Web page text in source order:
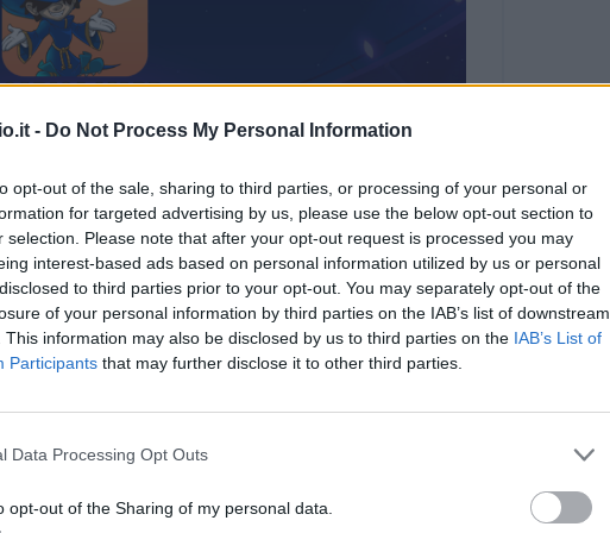
- Do Not Process My Personal Information
opt-out of the sale, sharing to third parties, or processing of your personal or
for targeted advertising by us, please use the below opt-out section to
selection. Please note that after your opt-out request is processed you may
interest-based ads based on personal information utilized by us or personal
to third parties prior to your opt-out. You may separately opt-out of the
of your personal information by third parties on the IAB’s list of downstream
This information may also be disclosed by us to third parties on the IAB’s List of
Participants that may further disclose it to other third parties.
Data Processing Opt Outs
opt-out of the Sharing of my personal data.
l'App Euroleghe (Fantacalcio.it)
DI EDDIE HOWE
con un 4-3-3 classico.
di controllare la griglia portieri
un pacchetto di portieri con pochissimi